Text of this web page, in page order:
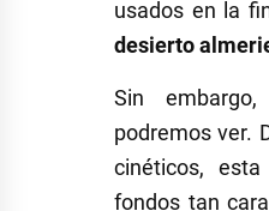
usados en la
desierto
Sin
podremos ver.
cinéticos,
fondos tan